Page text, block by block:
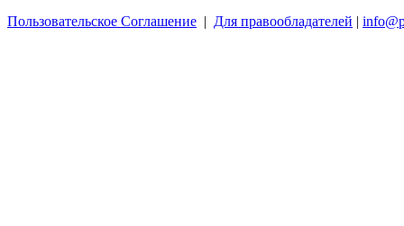
Пользовательское Соглашение | Для правообладателей |